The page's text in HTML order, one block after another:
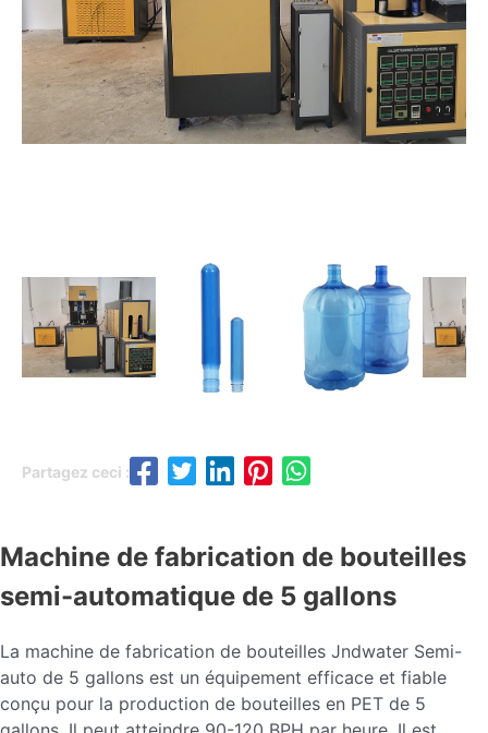
Partagez ceci :
Machine de fabrication de bouteilles
semi-automatique de 5 gallons
La machine de fabrication de bouteilles Jndwater Semi-
auto de 5 gallons est un équipement efficace et fiable
conçu pour la production de bouteilles en PET de 5